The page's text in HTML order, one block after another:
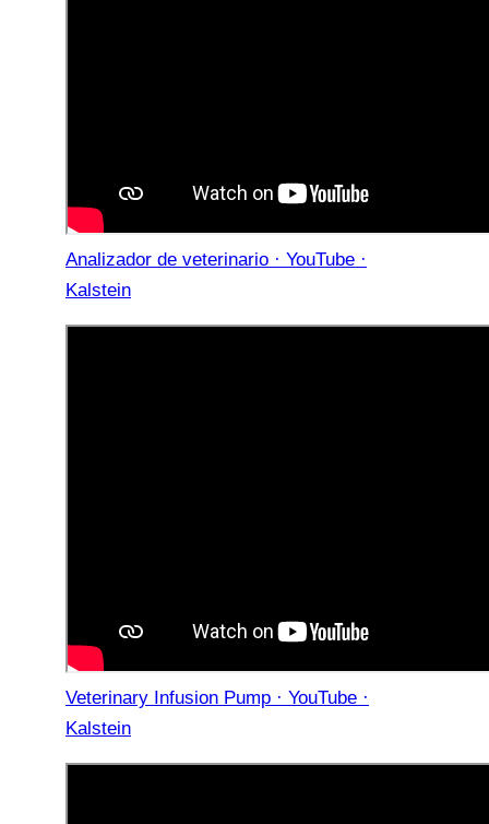
Analizador de veterinario · YouTube ·
Kalstein
Veterinary Infusion Pump · YouTube ·
Kalstein